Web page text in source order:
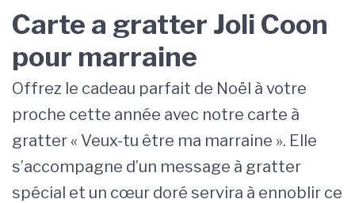
Carte a gratter Joli Coon
pour marraine
Offrez le cadeau parfait de Noël à votre
proche cette année avec notre carte à
gratter « Veux-tu être ma marraine ». Elle
s’accompagne d’un message à gratter
spécial et un cœur doré servira à ennoblir ce